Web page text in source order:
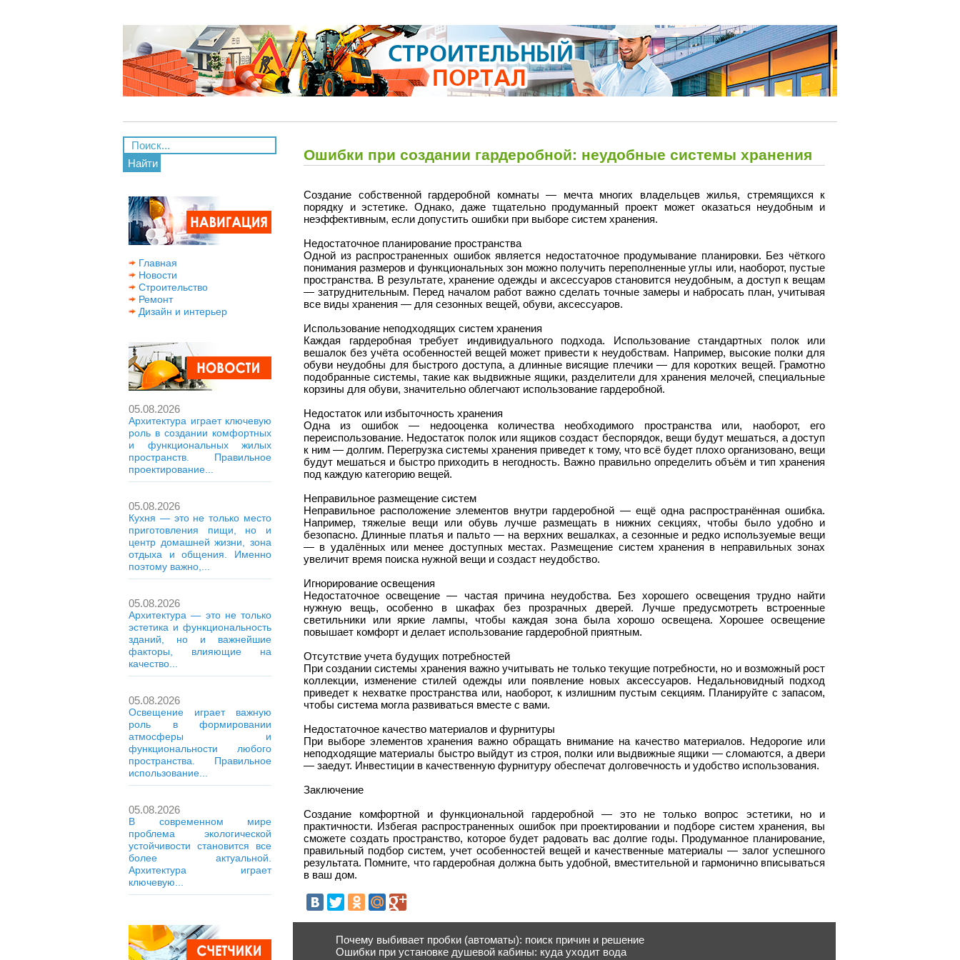
Найти
Главная
Новости
Строительство
Ремонт
Дизайн и интерьер
05.08.2026
Архитектура играет ключевую
роль в создании комфортных
и функциональных жилых
пространств. Правильное
проектирование...
05.08.2026
Кухня — это не только место
приготовления пищи, но и
центр домашней жизни, зона
отдыха и общения. Именно
поэтому важно,...
05.08.2026
Архитектура — это не только
эстетика и функциональность
зданий, но и важнейшие
факторы, влияющие на
качество...
05.08.2026
Освещение играет важную
роль в формировании
атмосферы и
функциональности любого
пространства. Правильное
использование...
05.08.2026
В современном мире
проблема экологической
устойчивости становится все
более актуальной.
Архитектура играет
ключевую...
Ошибки при создании гардеробной: неудобные системы хранения
Создание собственной гардеробной комнаты — мечта многих владельцев жилья, стремящихся к
порядку и эстетике. Однако, даже тщательно продуманный проект может оказаться неудобным и
неэффективным, если допустить ошибки при выборе систем хранения.
Недостаточное планирование пространства
Одной из распространенных ошибок является недостаточное продумывание планировки. Без чёткого
понимания размеров и функциональных зон можно получить переполненные углы или, наоборот, пустые
пространства. В результате, хранение одежды и аксессуаров становится неудобным, а доступ к вещам
— затруднительным. Перед началом работ важно сделать точные замеры и набросать план, учитывая
все виды хранения — для сезонных вещей, обуви, аксессуаров.
Использование неподходящих систем хранения
Каждая гардеробная требует индивидуального подхода. Использование стандартных полок или
вешалок без учёта особенностей вещей может привести к неудобствам. Например, высокие полки для
обуви неудобны для быстрого доступа, а длинные висящие плечики — для коротких вещей. Грамотно
подобранные системы, такие как выдвижные ящики, разделители для хранения мелочей, специальные
корзины для обуви, значительно облегчают использование гардеробной.
Недостаток или избыточность хранения
Одна из ошибок — недооценка количества необходимого пространства или, наоборот, его
переиспользование. Недостаток полок или ящиков создаст беспорядок, вещи будут мешаться, а доступ
к ним — долгим. Перегрузка системы хранения приведет к тому, что всё будет плохо организовано, вещи
будут мешаться и быстро приходить в негодность. Важно правильно определить объём и тип хранения
под каждую категорию вещей.
Неправильное размещение систем
Неправильное расположение элементов внутри гардеробной — ещё одна распространённая ошибка.
Например, тяжелые вещи или обувь лучше размещать в нижних секциях, чтобы было удобно и
безопасно. Длинные платья и пальто — на верхних вешалках, а сезонные и редко используемые вещи
— в удалённых или менее доступных местах. Размещение систем хранения в неправильных зонах
увеличит время поиска нужной вещи и создаст неудобство.
Игнорирование освещения
Недостаточное освещение — частая причина неудобства. Без хорошего освещения трудно найти
нужную вещь, особенно в шкафах без прозрачных дверей. Лучше предусмотреть встроенные
светильники или яркие лампы, чтобы каждая зона была хорошо освещена. Хорошее освещение
повышает комфорт и делает использование гардеробной приятным.
Отсутствие учета будущих потребностей
При создании системы хранения важно учитывать не только текущие потребности, но и возможный рост
коллекции, изменение стилей одежды или появление новых аксессуаров. Недальновидный подход
приведет к нехватке пространства или, наоборот, к излишним пустым секциям. Планируйте с запасом,
чтобы система могла развиваться вместе с вами.
Недостаточное качество материалов и фурнитуры
При выборе элементов хранения важно обращать внимание на качество материалов. Недорогие или
неподходящие материалы быстро выйдут из строя, полки или выдвижные ящики — сломаются, а двери
— заедут. Инвестиции в качественную фурнитуру обеспечат долговечность и удобство использования.
Заключение
Создание комфортной и функциональной гардеробной — это не только вопрос эстетики, но и
практичности. Избегая распространенных ошибок при проектировании и подборе систем хранения, вы
сможете создать пространство, которое будет радовать вас долгие годы. Продуманное планирование,
правильный подбор систем, учет особенностей вещей и качественные материалы — залог успешного
результата. Помните, что гардеробная должна быть удобной, вместительной и гармонично вписываться
в ваш дом.
Почему выбивает пробки (автоматы): поиск причин и решение
Ошибки при установке душевой кабины: куда уходит вода